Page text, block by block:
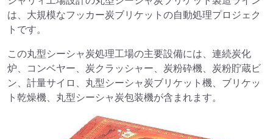
は、大規模なフッカー炭ブリケットの自動処理プロジェク
トです。
この丸型シーシャ炭処理工場の主要設備には、連続炭化
炉、コンベヤー、炭クラッシャー、炭粉砕機、炭粉貯蔵ビ
ン、計量サイロ、丸型シーシャ炭ブリケット機、ブリケッ
ト乾燥機、丸型シーシャ炭包装機が含まれます。